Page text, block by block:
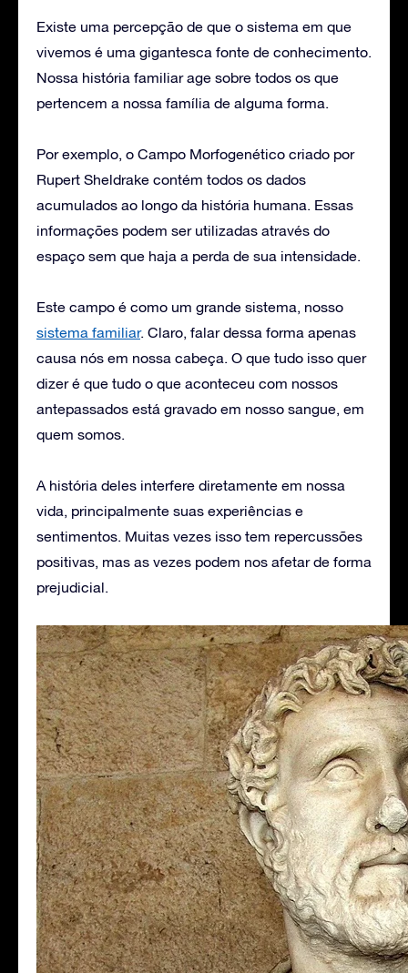
Existe uma percepção de que o sistema em que
vivemos é uma gigantesca fonte de conhecimento.
Nossa história familiar age sobre todos os que
pertencem a nossa família de alguma forma.
Por exemplo, o Campo Morfogenético criado por
Rupert Sheldrake contém todos os dados
acumulados ao longo da história humana. Essas
informações podem ser utilizadas através do
espaço sem que haja a perda de sua intensidade.
Este campo é como um grande sistema, nosso
sistema familiar. Claro, falar dessa forma apenas
causa nós em nossa cabeça. O que tudo isso quer
dizer é que tudo o que aconteceu com nossos
antepassados está gravado em nosso sangue, em
quem somos.
A história deles interfere diretamente em nossa
vida, principalmente suas experiências e
sentimentos. Muitas vezes isso tem repercussões
positivas, mas as vezes podem nos afetar de forma
prejudicial.